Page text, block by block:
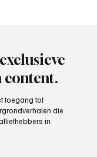
toegang tot
die
in